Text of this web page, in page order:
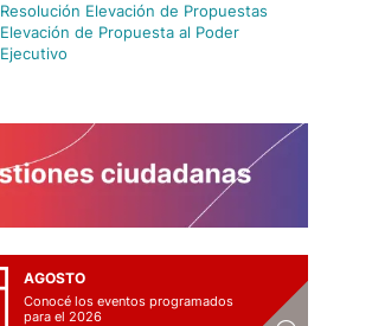
Resolución Elevación de Propuestas
Elevación de Propuesta al Poder
Ejecutivo
AGOSTO
Conocé los eventos programados
para el 2026